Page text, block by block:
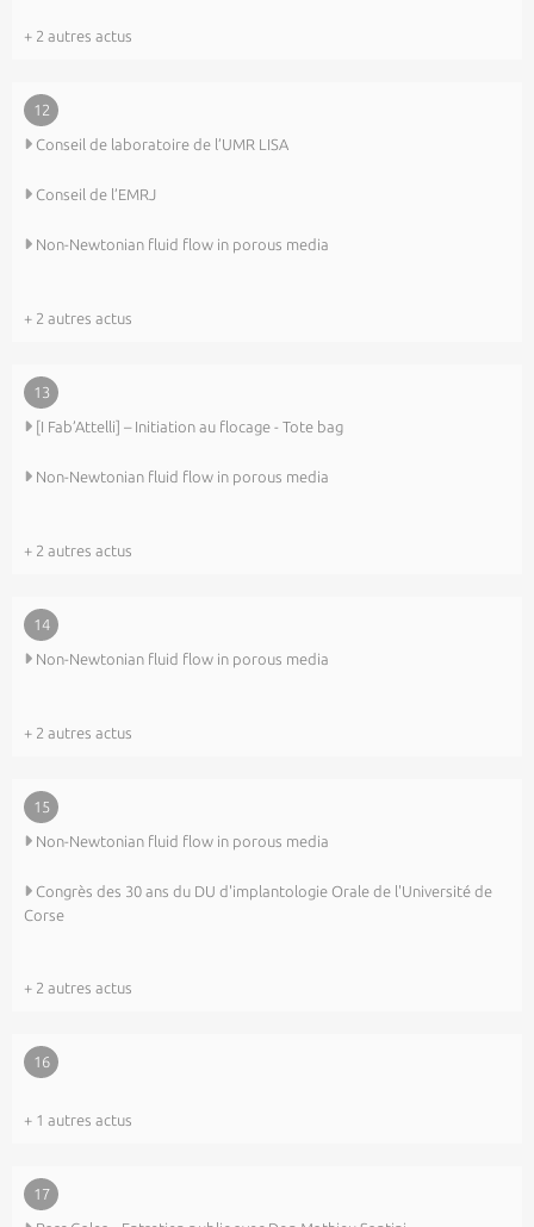
+ 2 autres actus
12
Conseil de laboratoire de l’UMR LISA
Conseil de l’EMRJ
Non-Newtonian fluid flow in porous media
+ 2 autres actus
13
[I Fab’Attelli] – Initiation au flocage - Tote bag
Non-Newtonian fluid flow in porous media
+ 2 autres actus
14
Non-Newtonian fluid flow in porous media
+ 2 autres actus
15
Non-Newtonian fluid flow in porous media
Congrès des 30 ans du DU d'implantologie Orale de l'Université de
Corse
+ 2 autres actus
16
+ 1 autres actus
17